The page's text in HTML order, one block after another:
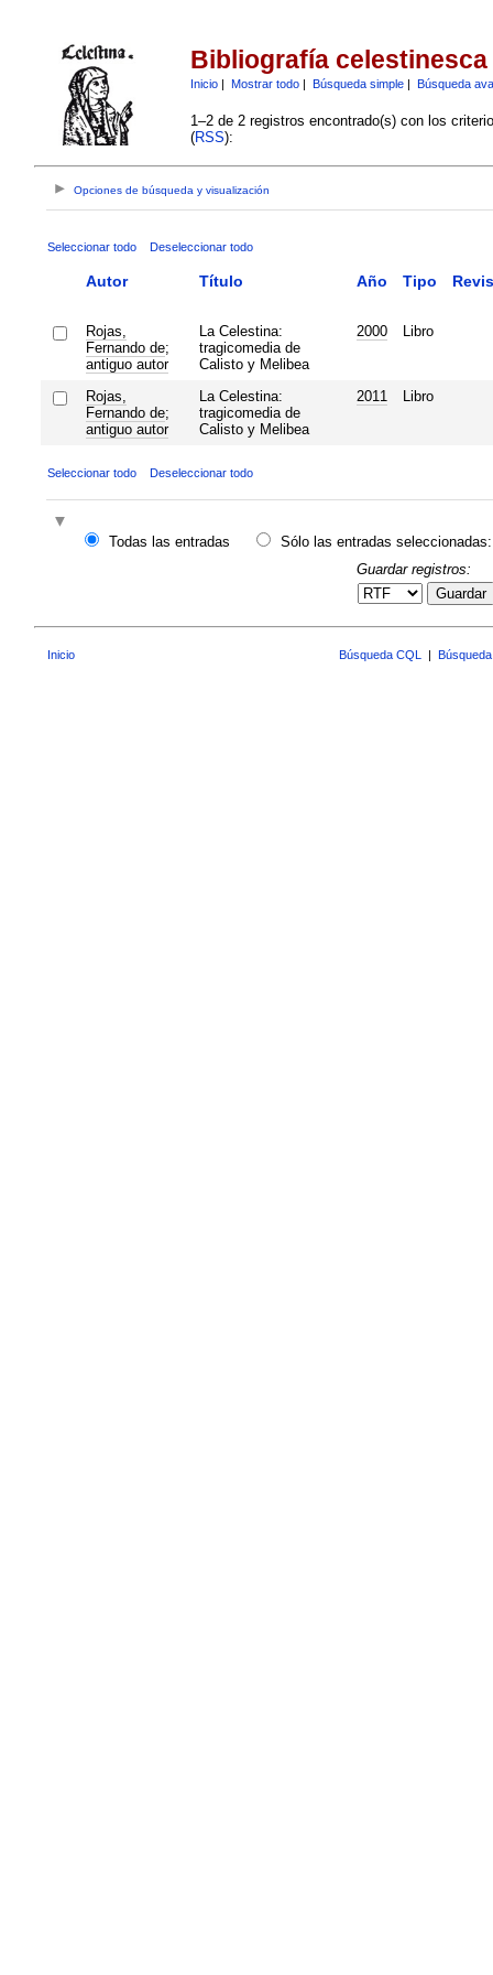
Bibliografía celestinesca
Inicio| Mostrar todo| Búsqueda simple| Búsqueda
1–2 de 2 registros encontrado(s) con los
(RSS):
Opciones de búsqueda y visualización
Seleccionar todo Deseleccionar todo
Autor Título Año Tipo
Rojas,
Fernando de;
antiguo autor
La Celestina:
tragicomedia de
Calisto y Melibea
2000 Libro
Rojas,
Fernando de;
antiguo autor
La Celestina:
tragicomedia de
Calisto y Melibea
2011 Libro
Seleccionar todo Deseleccionar todo
Todas las entradas
Sólo las entradas seleccionadas:
Guardar registros:
Guardar
Inicio Búsqueda CQL